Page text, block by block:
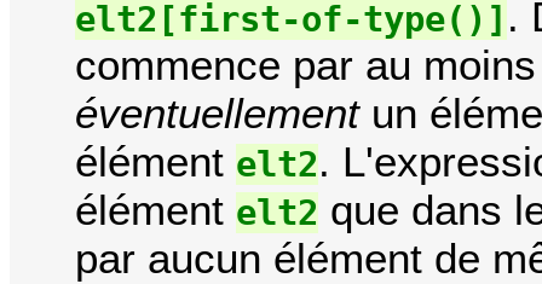
elt2[first-of-type()] .
commence par au
éventuellementun
élément elt2.
élément elt2 que dans
par aucun élément de